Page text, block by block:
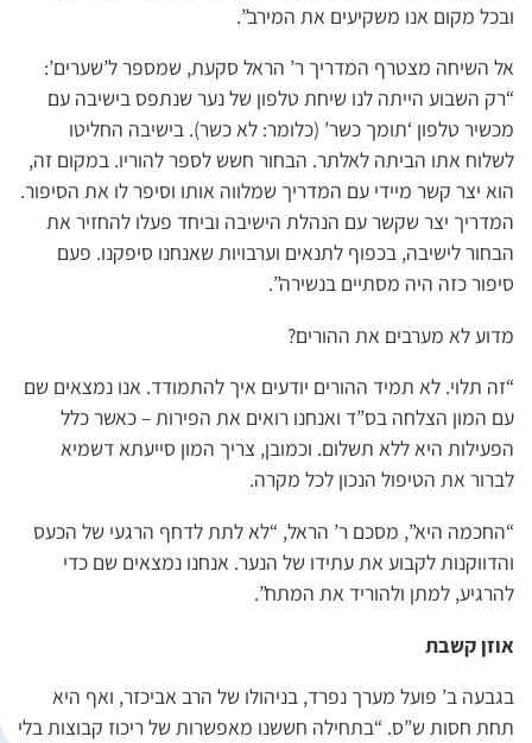
ובכל מקום אנו משקיעים את המירב”.
אל השיחה מצטרף המדריך ר’ הראל סקעת, שמספר ל’שערים’:
“רק השבוע הייתה לנו שיחת טלפון של נער שנתפס בישיבה עם
מכשיר טלפון ‘תומך כשר’ (כלומר: לא כשר). בישיבה החליטו
לשלוח אתו הביתה לאלתר. הבחור חשש לספר להוריו. במקום זה,
הוא יצר קשר מיידי עם המדריך שמלווה אותו וסיפר לו את הסיפור.
המדריך יצר שקשר עם הנהלת הישיבה וביחד פעלו להחזיר את
הבחור לישיבה, בכפוף לתנאים וערבויות שאנחנו סיפקנו. פעם
סיפור כזה היה מסתיים בנשירה”.
מדוע לא מערבים את ההורים?
“זה תלוי. לא תמיד ההורים יודעים איך להתמודד. אנו נמצאים שם
עם המון הצלחה בס”ד ואנחנו רואים את הפירות – כאשר כלל
הפעילות היא ללא תשלום. וכמובן, צריך המון סייעתא דשמיא
לברור את הטיפול הנכון לכל מקרה.
“החכמה היא”, מסכם ר’ הראל, “לא לתת לדחף הרגעי של הכעס
והדווקנות לקבוע את עתידו של הנער. אנחנו נמצאים שם כדי
להרגיע, למתן ולהוריד את המתח”.
אוזן קשבת
בגבעה ב’ פועל מערך נפרד, בניהולו של הרב אביכזר, ואף היא
תחת חסות ש”ס. “בתחילה חששנו מאפשרות של ריכוז קבוצות בלי